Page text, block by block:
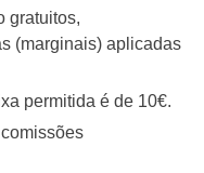
gratuitos,
(marginais) aplicadas
permitida é de 10€.